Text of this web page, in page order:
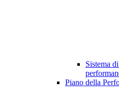
Sistema
Piano della